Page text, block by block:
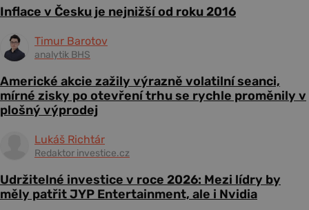
Inflace v Česku je nejnižší od roku 2016
Timur Barotov
analytik BHS
Americké akcie zažily výrazně volatilní seanci,
mírné zisky po otevření trhu se rychle proměnily v
plošný výprodej
Lukáš Richtár
Redaktor investice.cz
Udržitelné investice v roce 2026: Mezi lídry by
měly patřit JYP Entertainment, ale i Nvidia